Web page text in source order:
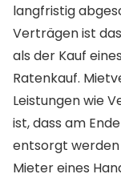
langfristig
Verträgen ist
als der Kauf
Ratenkauf.
Leistungen wie
ist, dass am
entsorgt werden
Mieter eines